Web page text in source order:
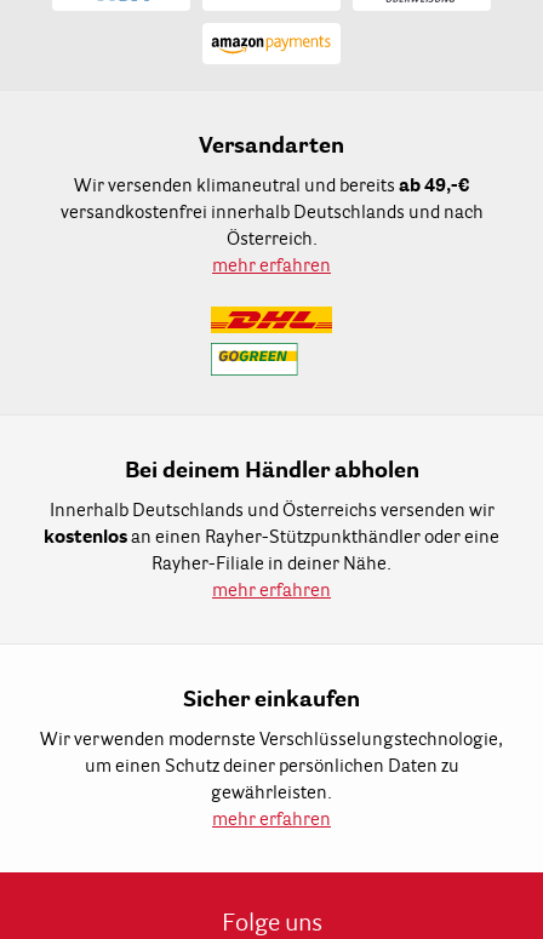
Versandarten
Wir versenden klimaneutral und bereits ab 49,-€
versandkostenfrei innerhalb Deutschlands und nach
Österreich.
mehr erfahren
Bei deinem Händler abholen
Innerhalb Deutschlands und Österreichs versenden wir
kostenlos an einen Rayher-Stützpunkthändler oder eine
Rayher-Filiale in deiner Nähe.
mehr erfahren
Sicher einkaufen
Wir verwenden modernste Verschlüsselungstechnologie,
um einen Schutz deiner persönlichen Daten zu
gewährleisten.
mehr erfahren
Folge uns